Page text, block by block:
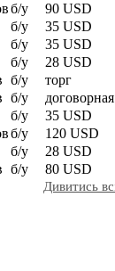
б/у
90 USD
б/у
35 USD
б/у
35 USD
б/у
28 USD
б/у
торг
б/у
договорная
б/у
35 USD
б/у
120 USD
б/у
28 USD
б/у 80 USD
Дивитись